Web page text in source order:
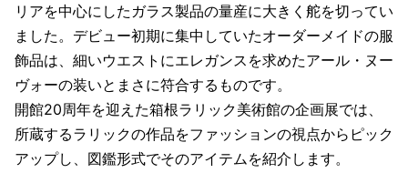
リアを中心にしたガラス製品の量産に大きく舵を切ってい
ました。デビュー初期に集中していたオーダーメイドの服
飾品は、細いウエストにエレガンスを求めたアール・ヌー
ヴォーの装いとまさに符合するものです。
開館20周年を迎えた箱根ラリック美術館の企画展では、
所蔵するラリックの作品をファッションの視点からピック
アップし、図鑑形式でそのアイテムを紹介します。